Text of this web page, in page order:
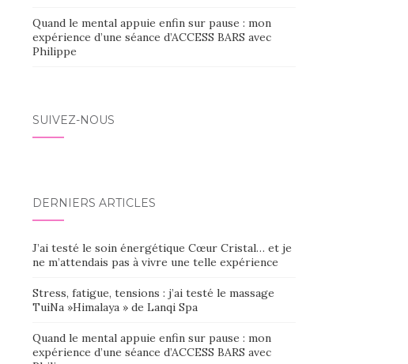
Quand le mental appuie enfin sur pause : mon
expérience d’une séance d’ACCESS BARS avec
Philippe
SUIVEZ-NOUS
DERNIERS ARTICLES
J’ai testé le soin énergétique Cœur Cristal… et je
ne m’attendais pas à vivre une telle expérience
Stress, fatigue, tensions : j’ai testé le massage
TuiNa »Himalaya » de Lanqi Spa
Quand le mental appuie enfin sur pause : mon
expérience d’une séance d’ACCESS BARS avec